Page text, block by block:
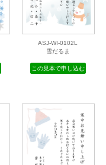
ASJ-WI-0102L
雪だるま
この見本で申し込む